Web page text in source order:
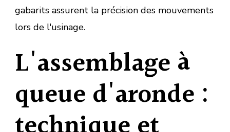
gabarits assurent la précision des mouvements
lors de l'usinage.
L'assemblage à
queue d'aronde :